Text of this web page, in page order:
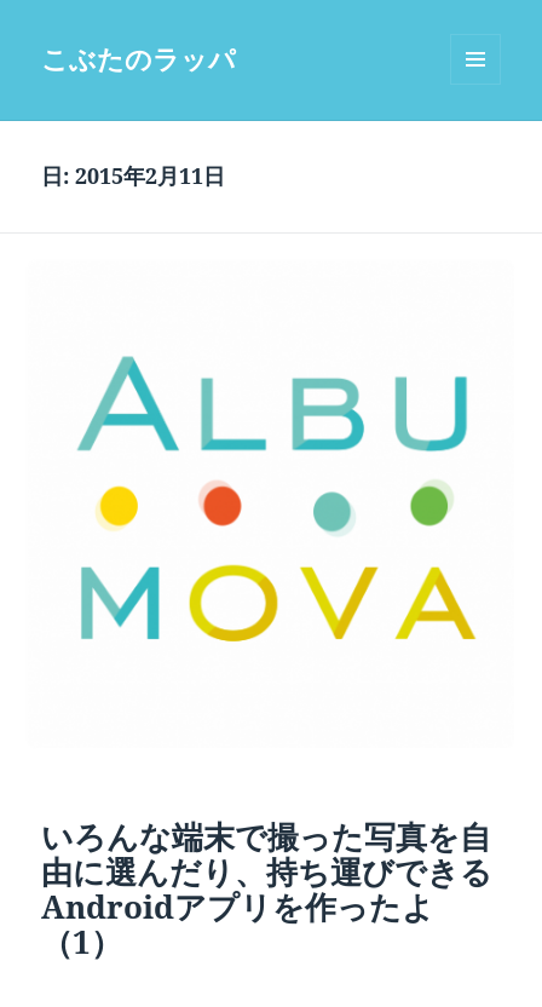
こぶたのラッパ
ーとウ
日:2015年2月11日
いろんな端末で撮った写真を自
由に選んだり、持ち運びできる
Androidアプリを作ったよ
（1）